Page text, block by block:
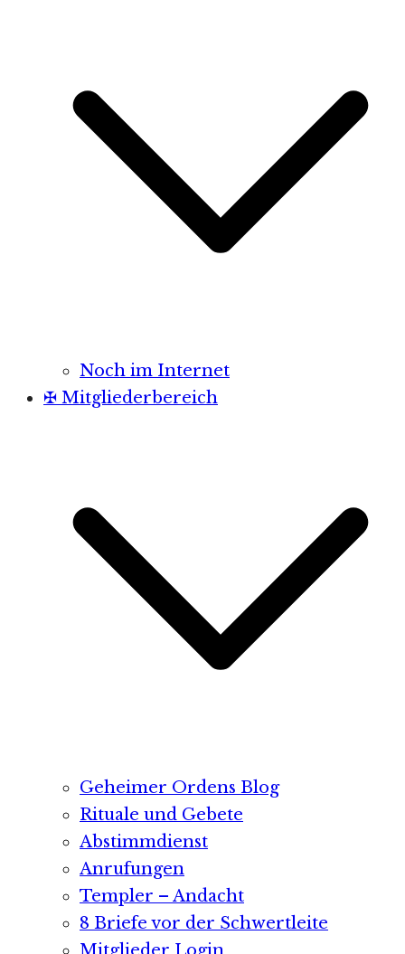
Noch im Internet
✠ Mitgliederbereich
Geheimer Ordens Blog
Rituale und Gebete
Abstimmdienst
Anrufungen
Templer – Andacht
8 Briefe vor der Schwertleite